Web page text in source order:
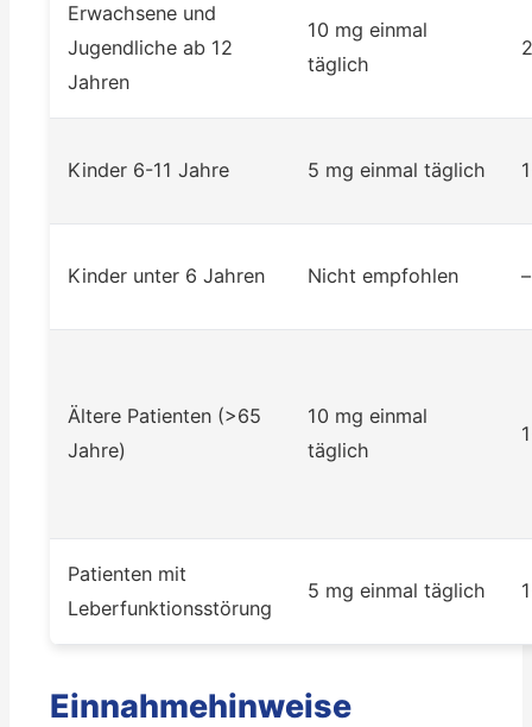
Erwachsene und
Jugendliche ab 12
Jahren
10 mg einmal
täglich
Kinder 6-11 Jahre 5 mg einmal täglich
Kinder unter 6 Jahren Nicht empfohlen –
Ältere Patienten (>65
Jahre)
10 mg einmal
täglich
Patienten mit
Leberfunktionsstörung
5 mg einmal täglich
Einnahmehinweise